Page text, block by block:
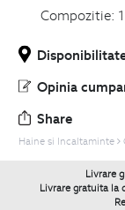
Compozitie:
Opinia
Share
Haine si Incaltaminte
Livrare
Livrare gratuita la